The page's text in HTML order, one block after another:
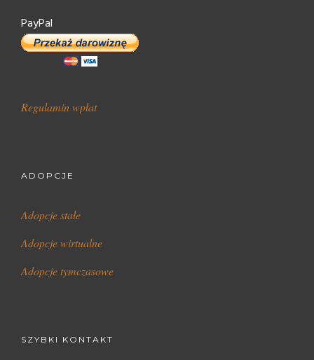
PayPal
Regulamin wpłat
ADOPCJE
Adopcje stałe
Adopcje wirtualne
Adopcje tymczasowe
SZYBKI KONTAKT